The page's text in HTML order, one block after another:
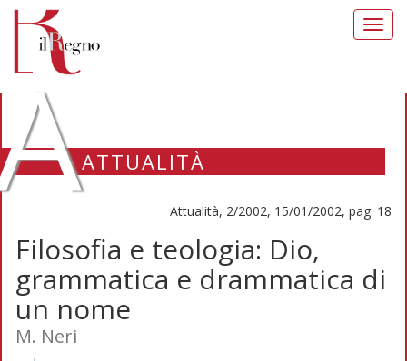
ATTUALITÀ
Attualità, 2/2002, 15/01/2002, pag. 18
Filosofia e teologia: Dio,
grammatica e drammatica di
un nome
M. Neri